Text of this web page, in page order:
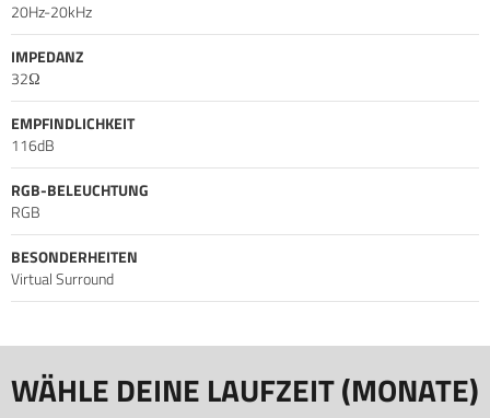
20Hz-20kHz
IMPEDANZ
32Ω
EMPFINDLICHKEIT
116dB
RGB-BELEUCHTUNG
RGB
BESONDERHEITEN
Virtual Surround
WÄHLE DEINE LAUFZEIT (MONATE)